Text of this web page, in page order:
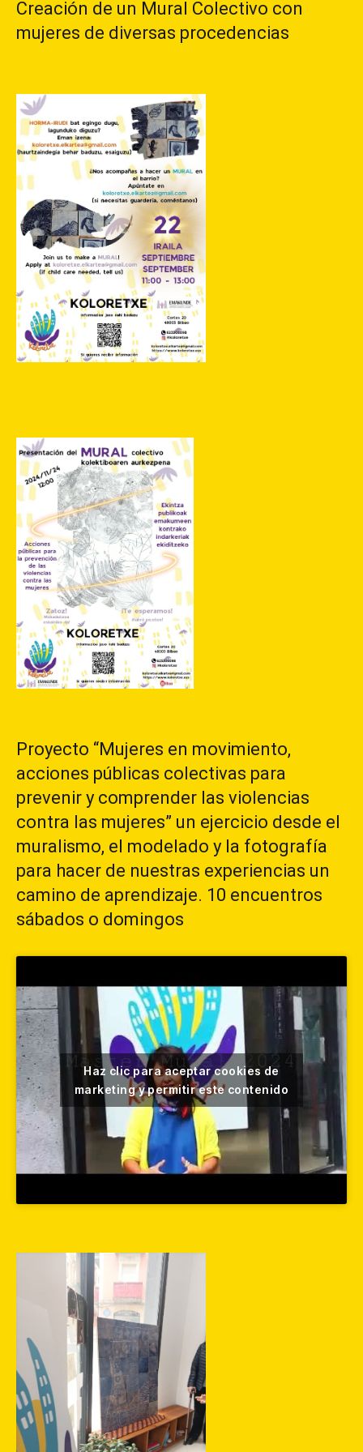
Creación de un Mural Colectivo con
mujeres de diversas procedencias
Proyecto “Mujeres en movimiento,
acciones públicas colectivas para
prevenir y comprender las violencias
contra las mujeres” un ejercicio desde el
muralismo, el modelado y la fotografía
para hacer de nuestras experiencias un
camino de aprendizaje. 10 encuentros
sábados o domingos
Haz clic para aceptar cookies de
marketing y permitir este contenido